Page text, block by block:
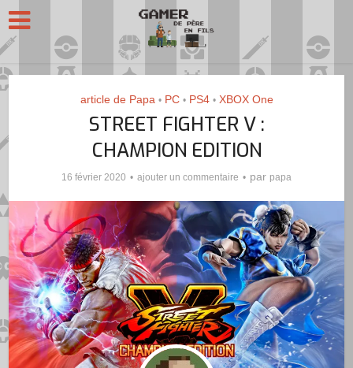
article de Papa • PC • PS4 • XBOX One
STREET FIGHTER V :
CHAMPION EDITION
16 février 2020 ajouter un commentaire par papa